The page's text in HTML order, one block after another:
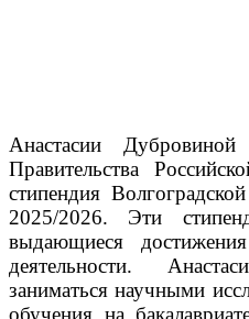
Анастасии
Правительства
стипендия
2025/2026. Эти
выдающиеся
деятельности.
заниматься научными